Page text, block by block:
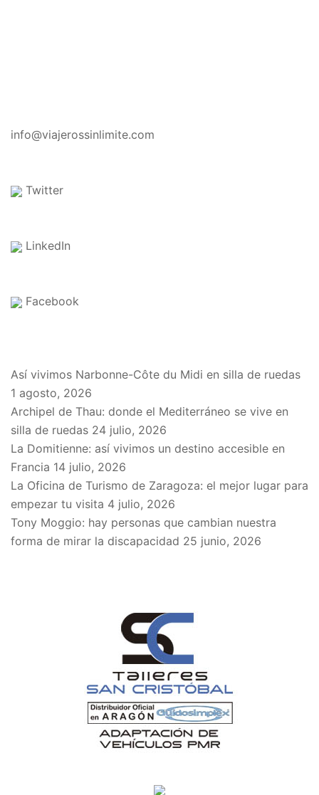
info@viajerossinlimite.com
Twitter
LinkedIn
Facebook
Así vivimos Narbonne-Côte du Midi en silla de ruedas
1 agosto, 2026
Archipel de Thau: donde el Mediterráneo se vive en
silla de ruedas 24 julio, 2026
La Domitienne: así vivimos un destino accesible en
Francia 14 julio, 2026
La Oficina de Turismo de Zaragoza: el mejor lugar para
empezar tu visita 4 julio, 2026
Tony Moggio: hay personas que cambian nuestra
forma de mirar la discapacidad 25 junio, 2026